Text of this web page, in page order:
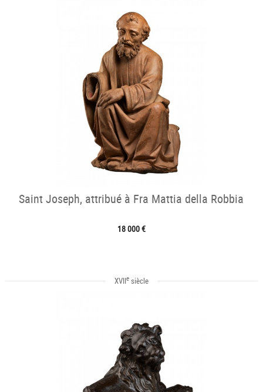
Saint Joseph, attribué à Fra Mattia della Robbia
18 000 €
XVIIesiècle